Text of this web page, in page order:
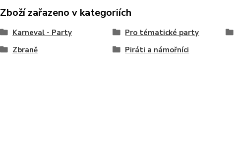
Zboží zařazeno v kategoriích
Karneval - Party Pro tématické party
Zbraně
Piráti a námořníci